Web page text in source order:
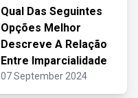
Qual Das Seguintes
Opções Melhor
Descreve A Relação
Entre Imparcialidade
07 September 2024